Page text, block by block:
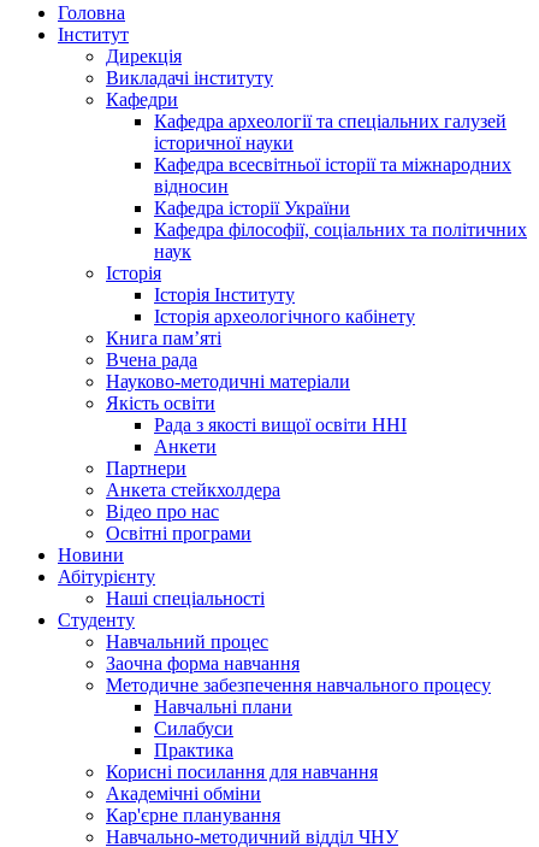
Головна
Інститут
Дирекція
Викладачі інституту
Кафедри
Кафедра археології та спеціальних галузей
історичної науки
Кафедра всесвітньої історії та міжнародних
відносин
Кафедра історії України
Кафедра філософії, соціальних та політичних
наук
Історія
Історія Інституту
Історія археологічного кабінету
Книга памʼяті
Вчена рада
Науково-методичні матеріали
Якість освіти
Рада з якості вищої освіти ННІ
Анкети
Партнери
Анкета стейкхолдера
Відео про нас
Освітні програми
Hовини
Абітурієнту
Наші спеціальності
Студенту
Навчальний процес
Заочна форма навчання
Методичне забезпечення навчального процесу
Навчальні плани
Силабуси
Практика
Корисні посилання для навчання
Академічні обміни
Кар'єрне планування
Навчально-методичний відділ ЧНУ